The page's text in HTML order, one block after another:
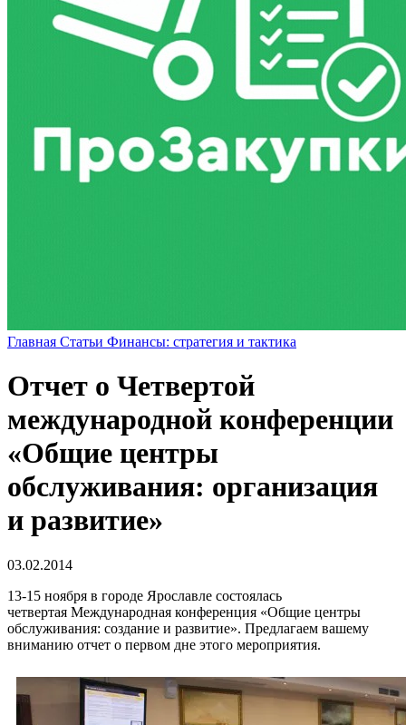
Главная Статьи Финансы: стратегия и тактика
Отчет о Четвертой
международной конференции
«Общие центры
обслуживания: организация
и развитие»
03.02.2014
13-15 ноября в городе Ярославле состоялась
четвертая Международная конференция «Общие центры
обслуживания: создание и развитие». Предлагаем вашему
вниманию отчет о первом дне этого мероприятия.